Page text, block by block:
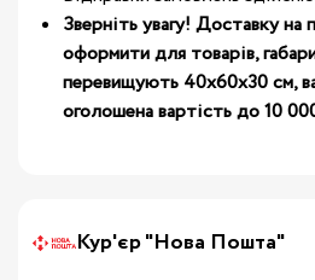
Зверніть увагу! Доставку
оформити для товарів,
перевищують 40х60х30 см,
оголошена вартість до 10
Кур'єр "Нова Пошта"